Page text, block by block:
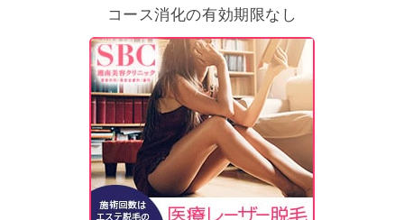
コース消化の有効期限なし